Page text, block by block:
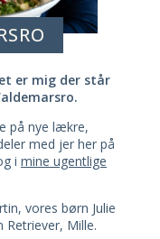
er mig der står
på nye lækre,
med jer her på
i mine ugentlige
vores børn Julie
Retriever, Mille.